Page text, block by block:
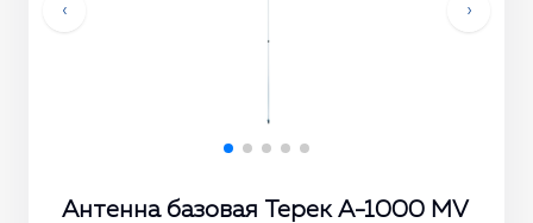
‹ ›
Антенна базовая Терек A-1000 MV